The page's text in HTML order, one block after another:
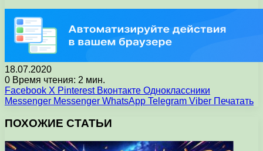
18.07.2020
0 Время чтения: 2 мин.
Facebook X Pinterest Вконтакте Одноклассники
Messenger Messenger WhatsApp Telegram Viber Печатать
ПОХОЖИЕ СТАТЬИ